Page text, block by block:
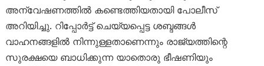
അന്വേഷണത്തിൽ കണ്ടെത്തിയതായി പോലീസ്
അറിയിച്ചു. റിപ്പോർട്ട് ചെയ്യപ്പെട്ട ശബ്ദങ്ങൾ
വാഹനങ്ങളിൽ നിന്നുള്ളതാണെന്നും രാജ്യത്തിന്റെ
സുരക്ഷയെ ബാധിക്കുന്ന യാതൊരു ഭീഷണിയും